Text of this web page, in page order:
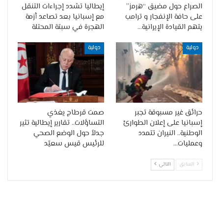
الصراع حول مضيق “هرمز”
على حافة الإنفجار و ترامب
يتهم القيادة الإيرانية…
إيطاليا تشدد إجراءات التنقل
مع إسبانيا بعد تصاعد أزمة
الهجرة في سبتة المحتلة
دولية
حرائق غير مسبوقة تجبر
إسبانيا على إعلان الطوارئ
الوطنية.. النيران تتمدد
وعمليات…
دولية
صمت قرطاج يغذي
التساؤلات.. تقارير إيطالية تثير
جدلاً حول الوضع الصحي
للرئيس قيس سعيّد
السابق التالي